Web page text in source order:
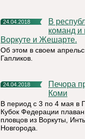
24.04.2018
В республике ведется работа по подготовке управляющих
команд
Воркуте и Жешарте.
Об этом в своем
Гапликов.
24.04.2018
Печора примет VI Кубок Федерации плавания Республики
Коми
В период с 3 по 4 мая в
Кубок Федерации
пловцов из Воркуты,
Новгорода.